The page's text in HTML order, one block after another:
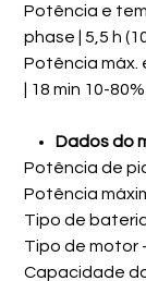
Potência e
phase | 5,5 h
Potência máx.
| 18 min 10-
Dados do
Potência de
Potência
Tipo de
Tipo de motor -
Capacidade